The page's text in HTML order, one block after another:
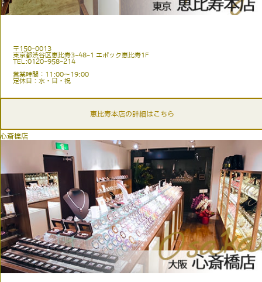
〒150-0013
東京都渋谷区恵比寿3-48-1 エポック恵比寿1F
TEL:0120-958-214
営業時間：11:00〜19:00
定休日：水・日・祝
恵比寿本店の詳細はこちら
心斎橋店